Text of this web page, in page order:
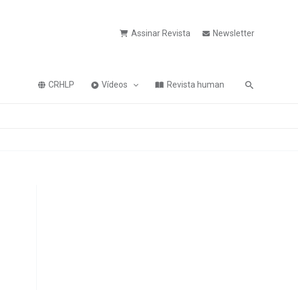
Assinar Revista Newsletter
CRHLP Vídeos Revista human Pesquisa